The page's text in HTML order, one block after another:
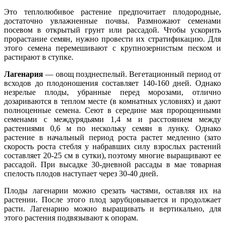
Это теплолюбивое растение предпочитает плодородные,
достаточно увлажненные почвы. Размножают семенами
посевом в открытый грунт или рассадой. Чтобы ускорить
прорастание семян, нужно провести их стратификацию. Для
этого семена перемешивают с крупнозернистым песком и
растирают в ступке.
Лагенария — овощ позднеспелый. Вегетационный период от
всходов до плодоношения составляет 140-160 дней. Однако
незрелые плоды, убранные перед морозами, отлично
дозариваются в теплом месте (в комнатных условиях) и дают
полноценные семена. Сеют в середине мая пророщенными
семенами с междурядьями 1,4 м и расстоянием между
растениями 0,6 м по нескольку семян в лунку. Однако
растение в начальный период роста растет медленно (зато
скорость роста стебля у набравших силу взрослых растений
составляет 20-25 см в сутки), поэтому многие выращивают ее
рассадой. При высадке 30-дневной рассады в мае товарная
спелость плодов наступает через 30-40 дней.
Плоды лагенарии можно срезать частями, оставляя их на
растении. После этого плод зарубцовывается и продолжает
расти. Лагенарию можно выращивать и вертикально, для
этого растения подвязывают к опорам.